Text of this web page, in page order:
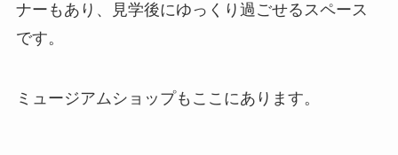
ナーもあり、見学後にゆっくり過ごせるスペース
です。
ミュージアムショップもここにあります。